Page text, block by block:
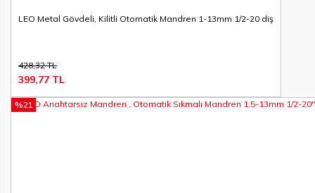
LEO Metal Gövdeli, Kilitli Otomatik Mandren 1-13mm 1/2-20 diş
428,32 TL
399,77 TL
%21